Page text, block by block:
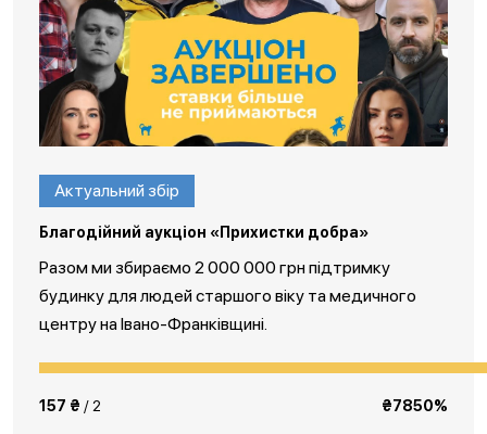
Актуальний збір
Благодійний аукціон «Прихистки добра»
Разом ми збираємо 2 000 000 грн підтримку
будинку для людей старшого віку та медичного
центру на Івано-Франківщині.
157 ₴ / 2 ₴7850%